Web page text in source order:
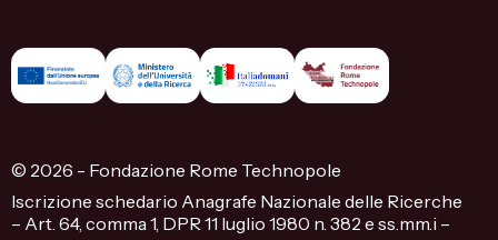
© 2026 - Fondazione Rome Technopole
Iscrizione schedario Anagrafe Nazionale delle Ricerche
– Art. 64, comma 1, DPR 11 luglio 1980 n. 382 e ss.mm.i –